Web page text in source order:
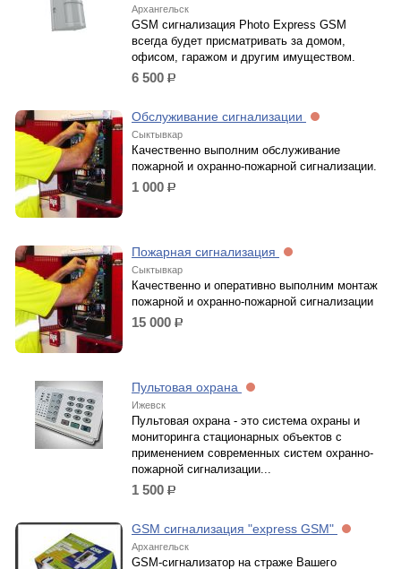
Архангельск
GSM сигнализация Photo Express GSM
всегда будет присматривать за домом,
офисом, гаражом и другим имуществом.
6 500 р.
Обслуживание сигнализации
Сыктывкар
Качественно выполним обслуживание
пожарной и охранно-пожарной сигнализации.
1 000 р.
Пожарная сигнализация
Сыктывкар
Качественно и оперативно выполним монтаж
пожарной и охранно-пожарной сигнализации
15 000 р.
Пультовая охрана
Ижевск
Пультовая охрана - это система охраны и
мониторинга стационарных объектов с
применением современных систем охранно-
пожарной сигнализации...
1 500 р.
GSM сигнализация "express GSM"
Архангельск
GSM-сигнализатор на страже Вашего